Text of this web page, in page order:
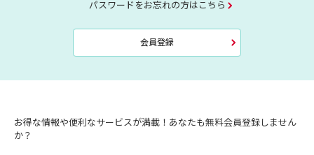
パスワードをお忘れの方はこちら
会員登録
お得な情報や便利なサービスが満載！あなたも無料会員登録しません
か？